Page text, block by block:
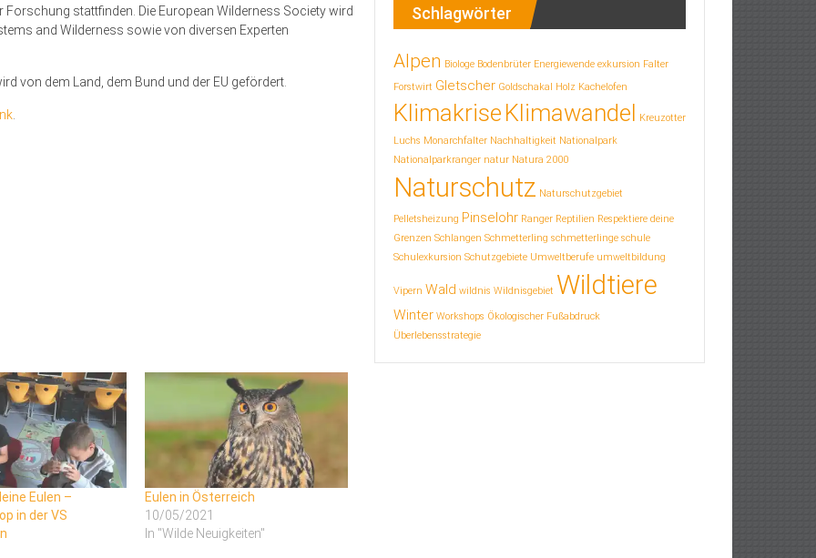
stattfinden. Die European Wilderness Society wird
and Wilderness sowie von diversen Experten
von dem Land, dem Bund und der EU gefördert.
Eulen –
in der VS
Eulen in Österreich
10/05/2021
In "Wilde Neuigkeiten"
Schlagwörter
Alpen Biologe Bodenbrüter Energiewende exkursion Falter
Forstwirt Gletscher Goldschakal Holz Kachelofen
Klimakrise Klimawandel Kreuzotter
Luchs Monarchfalter Nachhaltigkeit Nationalpark
Nationalparkranger natur Natura 2000
Naturschutz Naturschutzgebiet
Pelletsheizung Pinselohr Ranger Reptilien Respektiere deine
Grenzen Schlangen Schmetterling schmetterlinge schule
Schulexkursion Schutzgebiete Umweltberufe umweltbildung
Vipern Wald wildnis Wildnisgebiet Wildtiere
Winter Workshops Ökologischer Fußabdruck
Überlebensstrategie